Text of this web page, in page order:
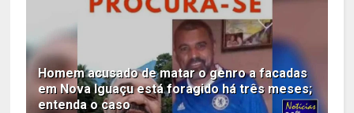
Homem acusado de matar o genro a facadas
em Nova Iguaçu está foragido há três meses;
entenda o caso